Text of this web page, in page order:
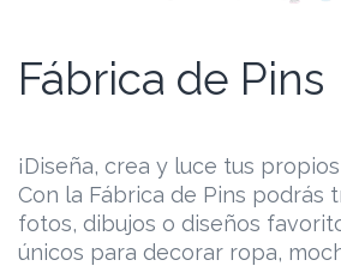
Fábrica de Pins
¡Diseña, crea y luce tus
Con la Fábrica de Pins podrás
fotos, dibujos o diseños
únicos para decorar ropa,